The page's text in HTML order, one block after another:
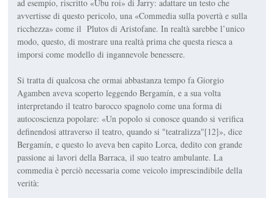
ad esempio, riscritto «Ubu roi» di Jarry: adattare un testo che
avvertisse di questo pericolo, una «Commedia sulla povertà e sulla
ricchezza» come il Plutos di Aristofane. In realtà sarebbe l’unico
modo, questo, di mostrare una realtà prima che questa riesca a
imporsi come modello di ingannevole benessere.
Si tratta di qualcosa che ormai abbastanza tempo fa Giorgio
Agamben aveva scoperto leggendo Bergamín, e a sua volta
interpretando il teatro barocco spagnolo come una forma di
autocoscienza popolare: «Un popolo si conosce quando si verifica
definendosi attraverso il teatro, quando si "teatralizza"[12]», dice
Bergamín, e questo lo aveva ben capito Lorca, dedito con grande
passione ai lavori della Barraca, il suo teatro ambulante. La
commedia è perciò necessaria come veicolo imprescindibile della
verità: